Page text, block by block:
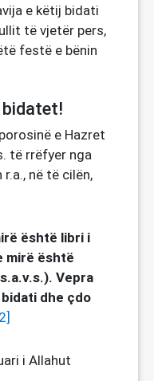
e këtij bidati
të vjetër pers,
festë e bënin
bidatet!
e Hazret
të rrëfyer nga
në të cilën,
është libri i
mirë është
Vepra
dhe çdo
i Allahut